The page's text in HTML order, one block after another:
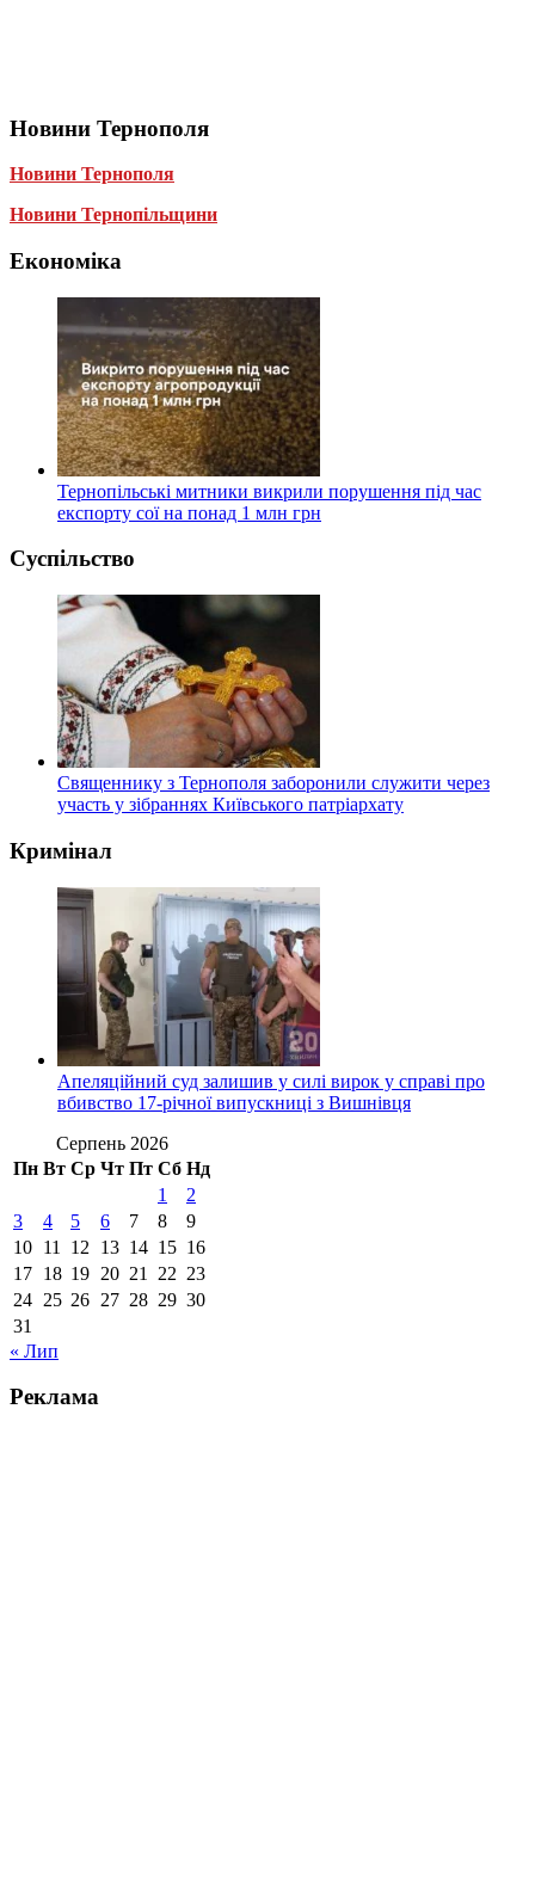
Новини Тернополя
Новини Тернополя
Новини Тернопільщини
Економіка
Тернопільські митники викрили порушення під час
експорту сої на понад 1 млн грн
Суспільство
Священнику з Тернополя заборонили служити через
участь у зібраннях Київського патріархату
Кримінал
Апеляційний суд залишив у силі вирок у справі про
вбивство 17-річної випускниці з Вишнівця
Серпень 2026
Пн Вт Ср Чт Пт Сб Нд
1
2
3
4 5 6 7 8
9
10 11 12 13 14 15 16
17 18 19 20 21 22 23
24 25 26 27 28 29 30
31
« Лип
Реклама